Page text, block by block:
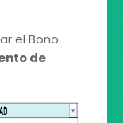
el Bono
de